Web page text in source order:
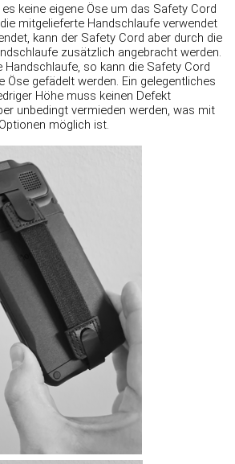
keine eigene Öse um das Safety Cord
mitgelieferte Handschlaufe verwendet
kann der Safety Cord aber durch die
zusätzlich angebracht werden.
Handschlaufe, so kann die Safety Cord
Öse gefädelt werden. Ein gelegentliches
Höhe muss keinen Defekt
unbedingt vermieden werden, was mit
möglich ist.